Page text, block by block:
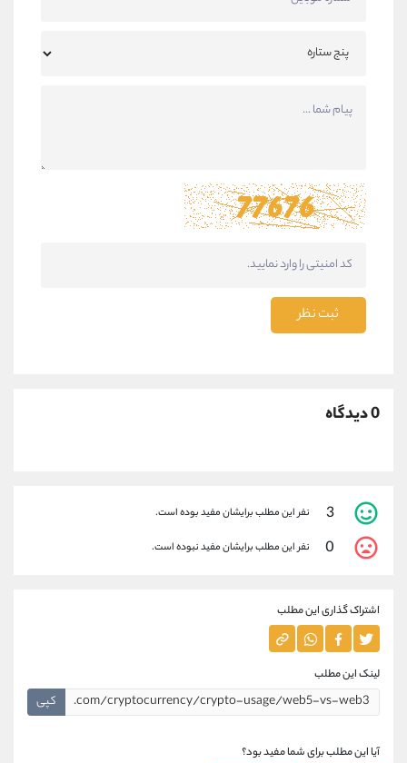
ثبت نظر
0 دیدگاه
3 نفر این مطلب برایشان مفید بوده است.
0 نفر این مطلب برایشان مفید نبوده است.
اشتراک گذاری این مطلب
لینک این مطلب
کپی
آیا این مطلب برای شما مفید بود؟